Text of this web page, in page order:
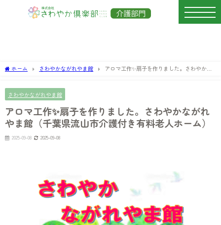
ホーム さわやかながれやま館
アロマ工作✨扇子を作りました。さわやかな
さわやかながれやま館
アロマ工作✨扇子を作りました。さわやかながれ
やま館（千葉県流山市介護付き有料老人ホーム）
2025-09-08 2025-09-08